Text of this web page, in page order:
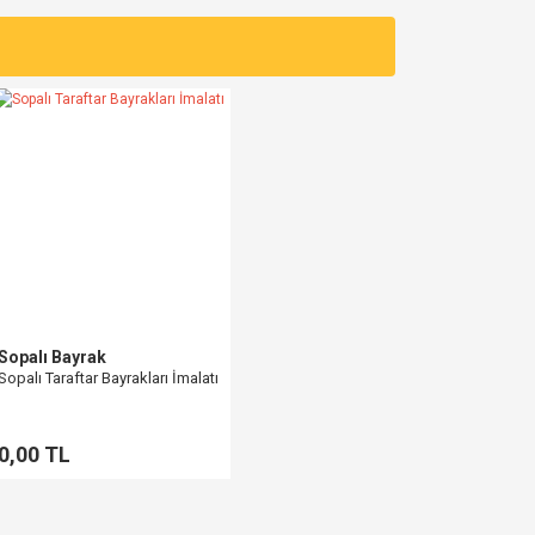
Bayrak
Taraftar Bayrakları İmalatı
0,00 TL